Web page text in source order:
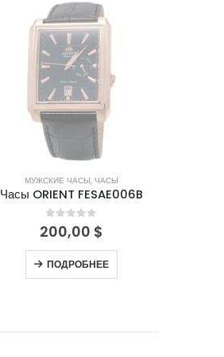
НЕТ В НАЛИЧИИ
МУЖСКИЕ ЧАСЫ, ЧАСЫ
Часы ORIENT FESAE006B
0out of 5
200,00 $
ПОДРОБНЕЕ